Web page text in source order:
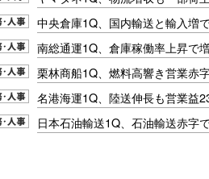
中央倉庫1Q、国内輸送と輸入増
南総通運1Q、倉庫稼働率上昇で
栗林商船1Q、燃料高響き営業赤
名港海運1Q、陸送伸長も営業益
日本石油輸送1Q、石油輸送赤字